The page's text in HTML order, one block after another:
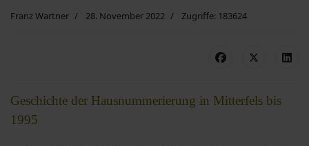
Franz Wartner 28. November 2022 Zugriffe: 183624
Geschichte der Hausnummerierung in Mitterfels bis
1995